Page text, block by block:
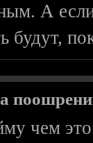
А
будут,
чем это